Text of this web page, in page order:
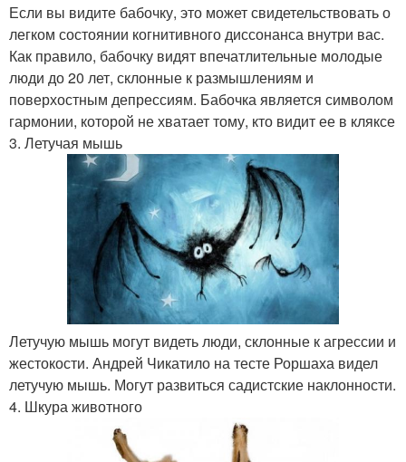
Если вы видите бабочку, это может свидетельствовать о
легком состоянии когнитивного диссонанса внутри вас.
Как правило, бабочку видят впечатлительные молодые
люди до 20 лет, склонные к размышлениям и
поверхостным депрессиям. Бабочка является символом
гармонии, которой не хватает тому, кто видит ее в кляксе
3. Летучая мышь
Летучую мышь могут видеть люди, склонные к агрессии и
жестокости. Андрей Чикатило на тесте Роршаха видел
летучую мышь. Могут развиться садистские наклонности.
4. Шкура животного